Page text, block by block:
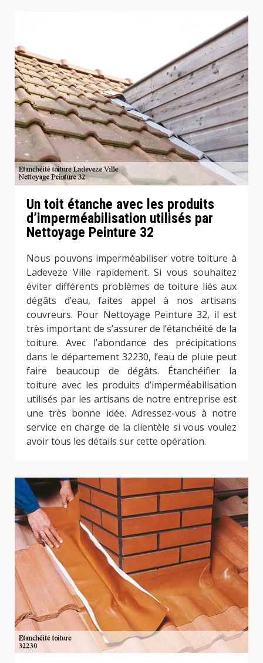
Un toit étanche avec les produits
d’imperméabilisation utilisés par
Nettoyage Peinture 32
Nous pouvons imperméabiliser votre toiture à
Ladeveze Ville rapidement. Si vous souhaitez
éviter différents problèmes de toiture liés aux
dégâts d’eau, faites appel à nos artisans
couvreurs. Pour Nettoyage Peinture 32, il est
très important de s’assurer de l’étanchéité de la
toiture. Avec l’abondance des précipitations
dans le département 32230, l’eau de pluie peut
faire beaucoup de dégâts. Étanchéifier la
toiture avec les produits d’imperméabilisation
utilisés par les artisans de notre entreprise est
une très bonne idée. Adressez-vous à notre
service en charge de la clientèle si vous voulez
avoir tous les détails sur cette opération.